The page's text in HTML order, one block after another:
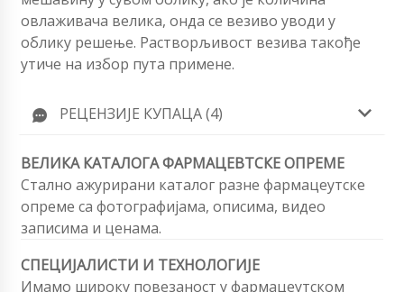
овлаживача велика, онда се везиво уводи у
облику решење. Растворљивост везива такође
утиче на избор пута примене.
РЕЦЕНЗИЈЕ КУПАЦА (4)
ВЕЛИКА КАТАЛОГА ФАРМАЦЕВТСКЕ ОПРЕМЕ
Стално ажурирани каталог разне фармацеутске
опреме са фотографијама, описима, видео
записима и ценама.
СПЕЦИЈАЛИСТИ И ТЕХНОЛОГИЈЕ
Имамо широку повезаност у фармацеутском